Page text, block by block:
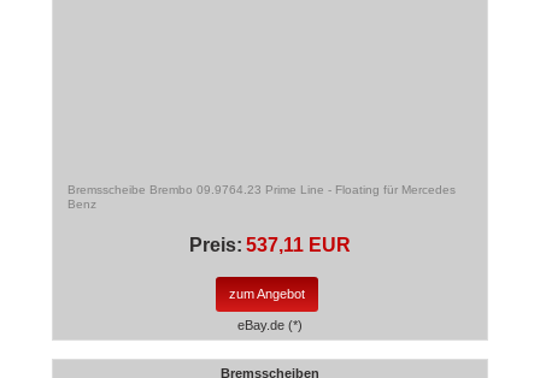
Bremsscheibe Brembo 09.9764.23 Prime Line - Floating für Mercedes
Benz
Preis: 537,11 EUR
zum Angebot
eBay.de (*)
Bremsscheiben